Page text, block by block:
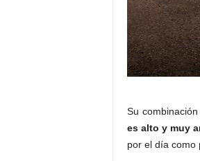
Su
es alto y muy
por el día como